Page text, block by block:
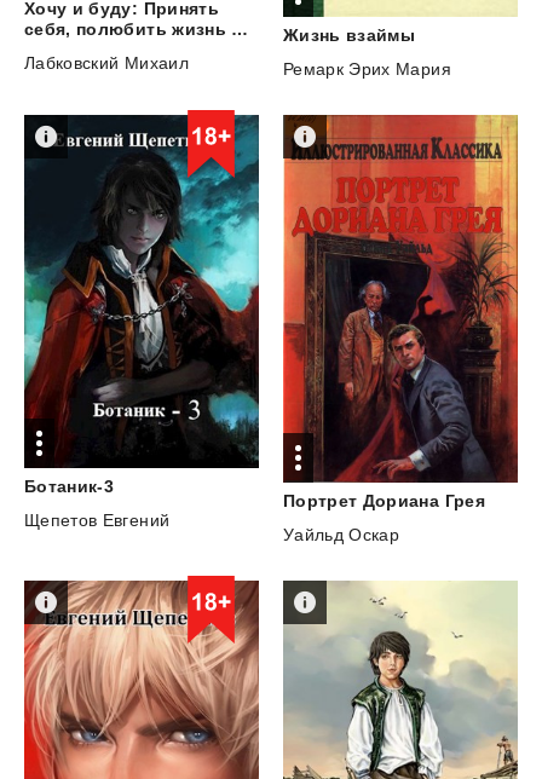
Хочу и буду: Принять
себя, полюбить жизнь и стать счастливым
Лабковский Михаил
Жизнь взаймы
Ремарк Эрих Мария
Ботаник-3
Щепетов Евгений
Портрет Дориана Грея
Уайльд Оскар